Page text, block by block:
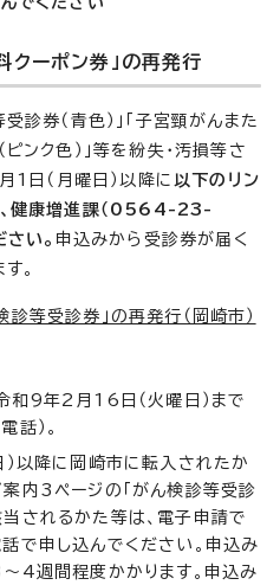
クーポン券」の再発行
診券（青色）」「子宮頸がんまた
ンク色）」等を紛失・汚損等さ
1日（月曜日）以降に 以下のリン
、健康増進課（0564-23-
い。 申込みから受診券が届く
。
等受診券」の再発行（岡崎市）
和9年2月16日（火曜日）まで
話）。
以降に岡崎市に転入されたか
内3ページの「がん検診等受診
されるかた等は、電子申請で
で申し込んでください。申込み
4週間程度かかります。申込み